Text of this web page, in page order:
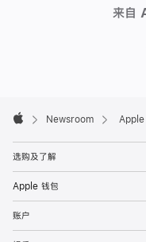
来自
Footer

Newsroom Apple
选购及了解
Apple 钱包
账户